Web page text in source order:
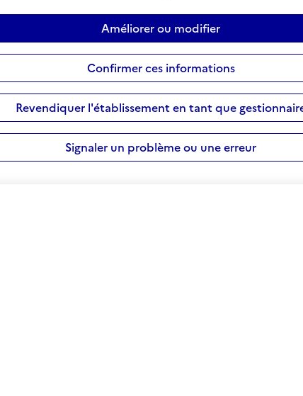
Améliorer ou modifier
Confirmer ces informations
Revendiquer l'établissement en tant que
Signaler un problème ou une erreur